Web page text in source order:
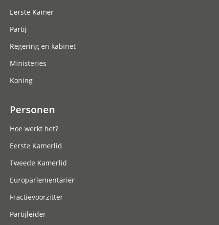
Eerste Kamer
Partij
Regering en kabinet
Ministeries
Koning
Personen
Hoe werkt het?
Eerste Kamerlid
Tweede Kamerlid
Europarlementariër
Fractievoorzitter
Partijleider